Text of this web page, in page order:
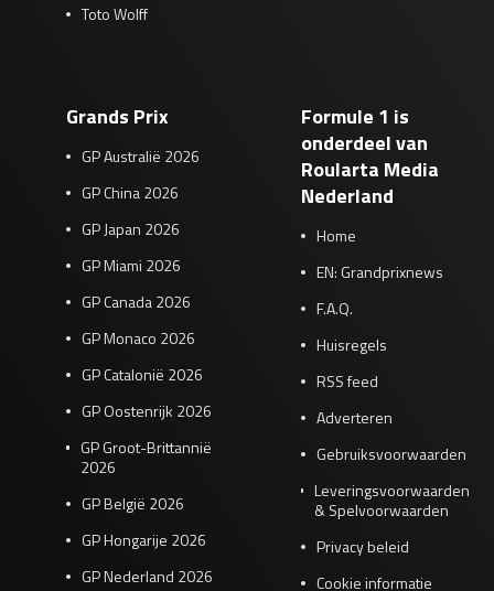
Toto Wolff
Grands Prix
GP Australië 2026
GP China 2026
GP Japan 2026
GP Miami 2026
GP Canada 2026
GP Monaco 2026
GP Catalonië 2026
GP Oostenrijk 2026
GP Groot-Brittannië
2026
GP België 2026
GP Hongarije 2026
GP Nederland 2026
Formule 1 is
onderdeel van
Roularta Media
Nederland
Home
EN: Grandprixnews
F.A.Q.
Huisregels
RSS feed
Adverteren
Gebruiksvoorwaarden
Leveringsvoorwaarden
& Spelvoorwaarden
Privacy beleid
Cookie informatie